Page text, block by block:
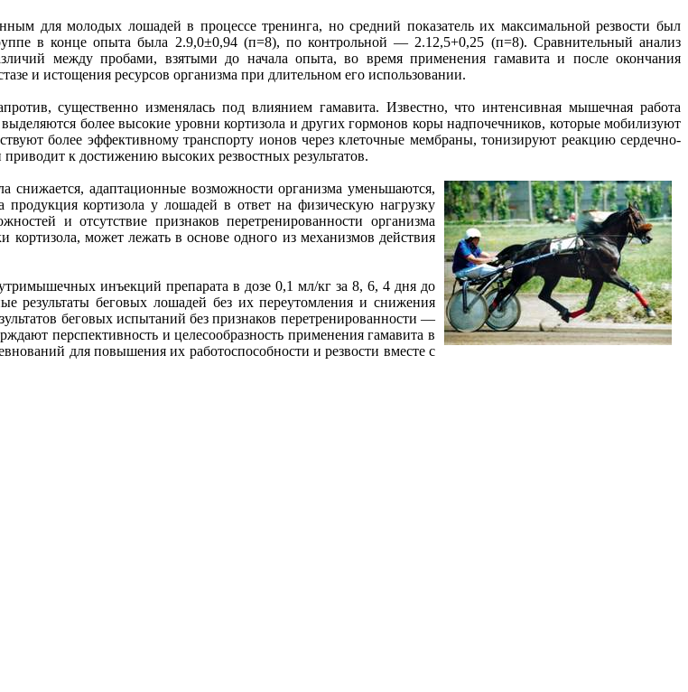
для молодых лошадей в процессе тренинга, но средний показатель их максимальной резвости был
в конце опыта была 2.9,0±0,94 (п=8), по контрольной — 2.12,5+0,25 (п=8). Сравнительный анализ
между пробами, взятыми до начала опыта, во время применения гамавита и после окончания
и истощения ресурсов организма при длительном его использовании.
существенно изменялась под влиянием гамавита. Известно, что интенсивная мышечная работа
более высокие уровни кортизола и других гормонов коры надпочечников, которые мобилизуют
более эффективному транспорту ионов через клеточные мембраны, тонизируют реакцию сердечно-
к достижению высоких резвостных результатов.
снижается, адаптационные возможности организма уменьшаются,
продукция кортизола у лошадей в ответ на физическую нагрузку
и отсутствие признаков перетренированности организма
может лежать в основе одного из механизмов действия
инъекций препарата в дозе 0,1 мл/кг за 8, 6, 4 дня до
результаты беговых лошадей без их переутомления и снижения
беговых испытаний без признаков перетренированности —
перспективность и целесообразность применения гамавита в
для повышения их работоспособности и резвости вместе с